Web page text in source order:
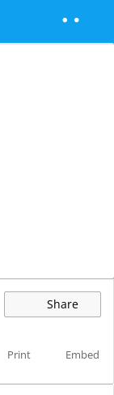
Share
Print Embed